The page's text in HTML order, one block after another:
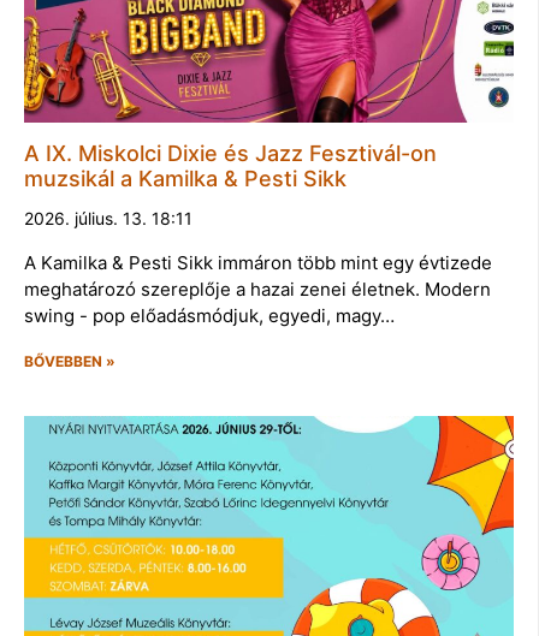
A IX. Miskolci Dixie és Jazz Fesztivál-on
muzsikál a Kamilka & Pesti Sikk
2026. július. 13. 18:11
A Kamilka & Pesti Sikk immáron több mint egy évtizede
meghatározó szereplője a hazai zenei életnek. Modern
swing - pop előadásmódjuk, egyedi, magy…
BŐVEBBEN »